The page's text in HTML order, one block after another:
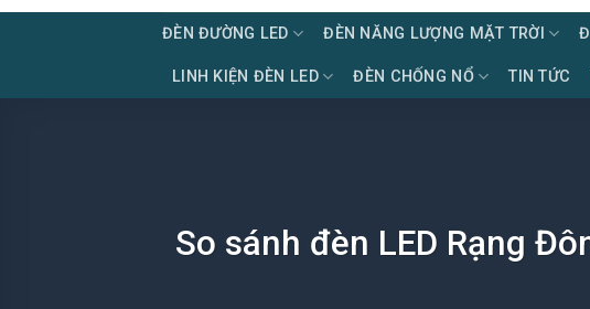
ĐÈN ĐƯỜNG LED ĐÈN NĂNG LƯỢNG MẶT TRỜI
LINH KIỆN ĐÈN LED ĐÈN CHỐNG NỔ TIN TỨC
So sánh đèn LED Rạng